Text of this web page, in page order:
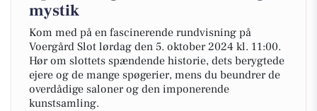
mystik
Kom med på en fascinerende rundvisning på
Voergård Slot lørdag den 5. oktober 2024 kl. 11:00.
Hør om slottets spændende historie, dets berygtede
ejere og de mange spøgerier, mens du beundrer de
overdådige saloner og den imponerende
kunstsamling.